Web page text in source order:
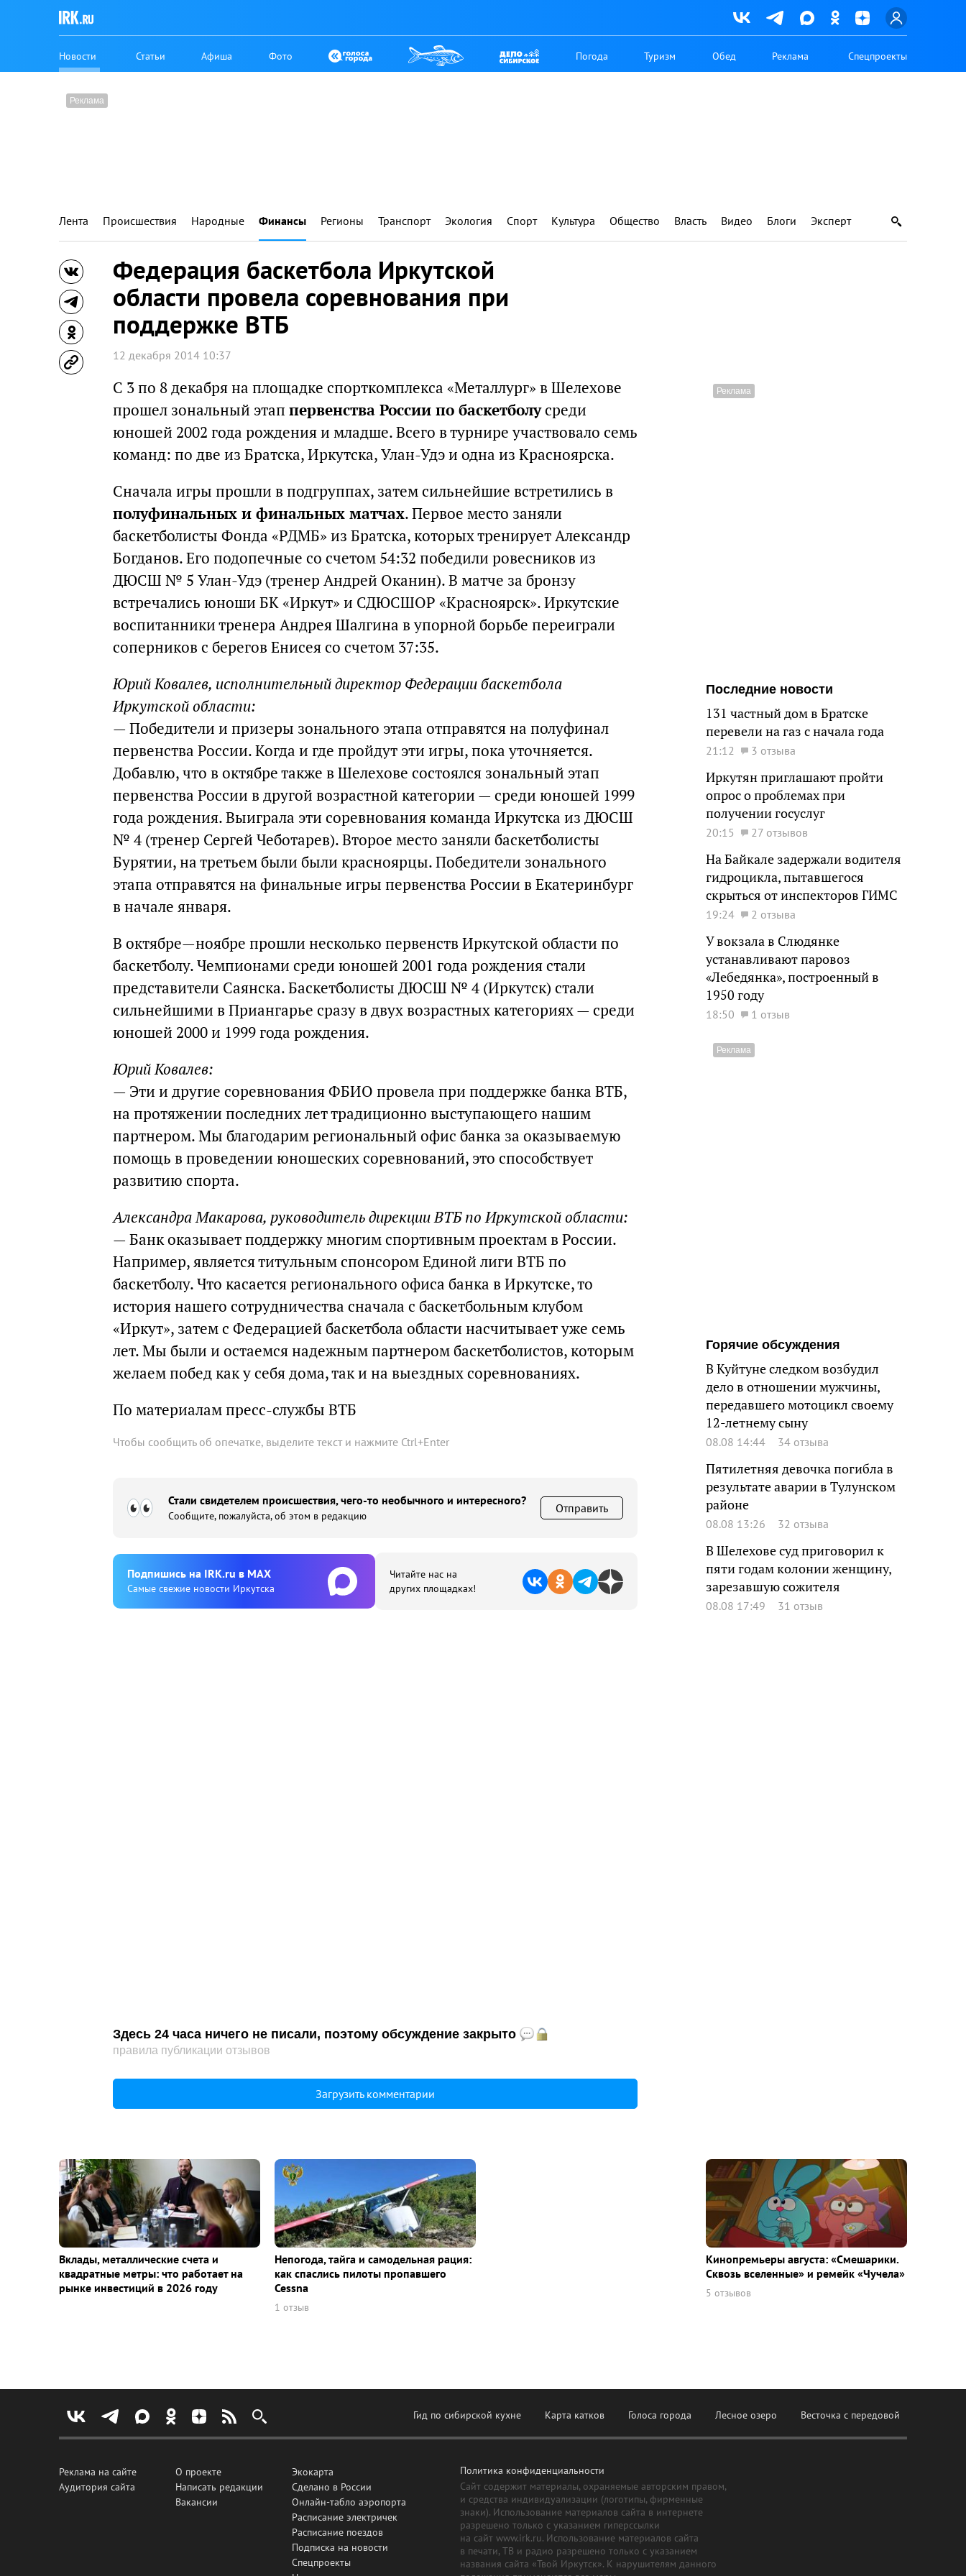
Новости Статьи Афиша Фото Погода Туризм Обед Реклама Спецпроекты
Лента Происшествия Народные Финансы Регионы Транспорт Экология Спорт Культура Общество Власть Видео Блоги Эксперт
Федерация баскетбола Иркутской
области провела соревнования при
поддержке ВТБ
12 декабря 2014 10:37
С 3 по 8 декабря на площадке спорткомплекса «Металлург» в Шелехове
прошел зональный этап первенства России по баскетболусреди
юношей 2002 года рождения и младше. Всего в турнире участвовало семь
команд: по две из Братска, Иркутска, Улан-Удэ и одна из Красноярска.
Сначала игры прошли в подгруппах, затем сильнейшие встретились в
полуфинальных и финальных матчах. Первое место заняли
баскетболисты Фонда «РДМБ» из Братска, которых тренирует Александр
Богданов. Его подопечные со счетом 54:32 победили ровесников из
ДЮСШ № 5 Улан-Удэ (тренер Андрей Оканин). В матче за бронзу
встречались юноши БК «Иркут» и СДЮСШОР «Красноярск». Иркутские
воспитанники тренера Андрея Шалгина в упорной борьбе переиграли
соперников с берегов Енисея со счетом 37:35.
Юрий Ковалев, исполнительный директор Федерации баскетбола
Иркутской области:
— Победители и призеры зонального этапа отправятся на полуфинал
первенства России. Когда и где пройдут эти игры, пока уточняется.
Добавлю, что в октябре также в Шелехове состоялся зональный этап
первенства России в другой возрастной категории — среди юношей 1999
года рождения. Выиграла эти соревнования команда Иркутска из ДЮСШ
№ 4 (тренер Сергей Чеботарев). Второе место заняли баскетболисты
Бурятии, на третьем были были красноярцы. Победители зонального
этапа отправятся на финальные игры первенства России в Екатеринбург
в начале января.
В октябре—ноябре прошли несколько первенств Иркутской области по
баскетболу. Чемпионами среди юношей 2001 года рождения стали
представители Саянска. Баскетболисты ДЮСШ № 4 (Иркутск) стали
сильнейшими в Приангарье сразу в двух возрастных категориях — среди
юношей 2000 и 1999 года рождения.
Юрий Ковалев:
— Эти и другие соревнования ФБИО провела при поддержке банка ВТБ,
на протяжении последних лет традиционно выступающего нашим
партнером. Мы благодарим региональный офис банка за оказываемую
помощь в проведении юношеских соревнований, это способствует
развитию спорта.
Александра Макарова, руководитель дирекции ВТБ по Иркутской области:
— Банк оказывает поддержку многим спортивным проектам в России.
Например, является титульным спонсором Единой лиги ВТБ по
баскетболу. Что касается регионального офиса банка в Иркутске, то
история нашего сотрудничества сначала с баскетбольным клубом
«Иркут», затем с Федерацией баскетбола области насчитывает уже семь
лет. Мы были и остаемся надежным партнером баскетболистов, которым
желаем побед как у себя дома, так и на выездных соревнованиях.
По материалам пресс-службы ВТБ
Чтобы сообщить об опечатке, выделите текст и нажмите Ctrl+Enter
Стали свидетелем происшествия, чего-то необычного и интересного?
Сообщите, пожалуйста, об этом в редакцию
Отправить
Подпишиcь на IRK.ru в MAX
Cамые свежие новости Иркутска
Читайте нас на
других площадках!
Здесь 24 часа ничего не писали, поэтому обсуждение закрыто
правила публикации отзывов
Загрузить комментарии
Последние новости
131 частный дом в Братске
перевели на газ с начала года
21:12 3 отзыва
Иркутян приглашают пройти
опрос о проблемах при
получении госуслуг
20:15 27 отзывов
На Байкале задержали водителя
гидроцикла, пытавшегося
скрыться от инспекторов ГИМС
19:24 2 отзыва
У вокзала в Слюдянке
устанавливают паровоз
«Лебедянка», построенный в
1950 году
18:50 1 отзыв
Горячие обсуждения
В Куйтуне следком возбудил
дело в отношении мужчины,
передавшего мотоцикл своему
12-летнему сыну
08.08 14:44 34 отзыва
Пятилетняя девочка погибла в
результате аварии в Тулунском
районе
08.08 13:26 32 отзыва
В Шелехове суд приговорил к
пяти годам колонии женщину,
зарезавшую сожителя
08.08 17:49 31 отзыв
Вклады, металлические счета и
квадратные метры: что работает на
рынке инвестиций в 2026 году
Непогода, тайга и самодельная рация:
как спаслись пилоты пропавшего
Cessna
1 отзыв
Кинопремьеры августа: «Смешарики.
Сквозь вселенные» и ремейк «Чучела»
5 отзывов
Гид по сибирской кухне Карта катков Голоса города Лесное озеро Весточка с передовой
Реклама на сайте
Аудитория сайта
О проекте
Написать редакции
Вакансии
Экокарта
Сделано в России
Онлайн-табло аэропорта
Расписание электричек
Расписание поездов
Подписка на новости
Спецпроекты
Политика конфиденциальности
Сайт содержит материалы, охраняемые авторским правом,
и средства индивидуализации (логотипы, фирменные
знаки). Использование материалов сайта в интернете
разрешено только с указанием гиперссылки
на сайт www.irk.ru. Использование материалов сайта
в печати, ТВ и радио разрешено только с указанием
названия сайта «Твой Иркутск». К нарушителям данного